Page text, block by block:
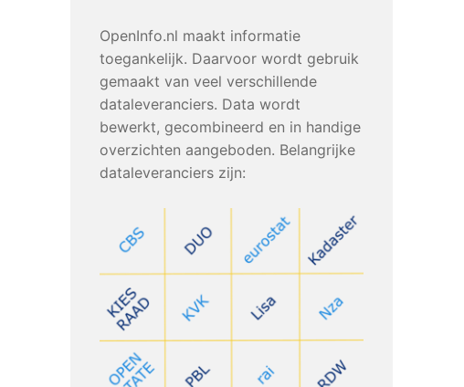
OpenInfo.nl maakt informatie
toegankelijk. Daarvoor wordt gebruik
gemaakt van veel verschillende
dataleveranciers. Data wordt
bewerkt, gecombineerd en in handige
overzichten aangeboden. Belangrijke
dataleveranciers zijn: